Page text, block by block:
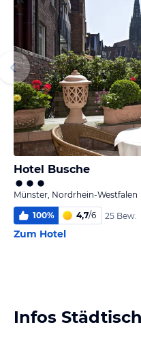
Hotel Busche
Münster, Nordrhein-Westfalen
100% 4,7/6 25 Bew.
Zum Hotel
Infos